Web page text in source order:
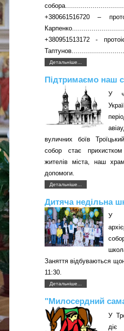
+380661516720 –
+380951513172 -
Детальніше...
Підтримаємо наш
У
вуличних боїв
собор стає
жителів міста, наш
допомоги.
Детальніше...
Дитяча недільна
У
Заняття відбуваються
11:30.
Детальніше...
"Милосердний
У